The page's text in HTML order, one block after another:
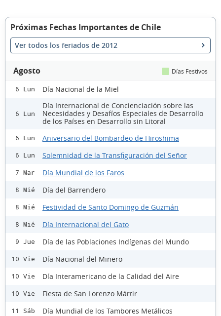
Próximas Fechas Importantes de Chile
Ver todos los feriados de 2012
Agosto Días Festivos
6 Lun Día Nacional de la Miel
6 Lun
Día Internacional de Concienciación sobre las
Necesidades y Desafíos Especiales de Desarrollo
de los Países en Desarrollo sin Litoral
6 Lun Aniversario del Bombardeo de Hiroshima
6 Lun Solemnidad de la Transfiguración del Señor
7 Mar Día Mundial de los Faros
8 Mié Día del Barrendero
8 Mié Festividad de Santo Domingo de Guzmán
8 Mié Día Internacional del Gato
9 Jue Día de las Poblaciones Indígenas del Mundo
10 Vie Día Nacional del Minero
10 Vie Día Interamericano de la Calidad del Aire
10 Vie Fiesta de San Lorenzo Mártir
11 Sáb Día Mundial de los Tambores Metálicos